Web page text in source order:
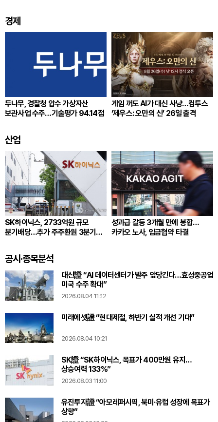
경제
두나무, 경찰청 압수 가상자산
보관사업 수주…기술평가 94.14점
게임 꺼도 AI가 대신 사냥…컴투스
‘제우스: 오만의 신’ 26일 출격
산업
SK하이닉스, 2733억원 규모
분기배당…추가 주주환원 3분기
성과급 갈등 3개월 만에 봉합…
카카오 노사, 임금협약 타결
공시·종목분석
대신證 “AI 데이터센터가 발주 앞당긴다…효성중공업
미국 수주 확대”
2026.08.04 11:12
미래에셋證 “현대제철, 하반기 실적 개선 기대”
2026.08.04 10:21
SK證 “SK하이닉스, 목표가 400만원 유지…
상승여력 133%”
2026.08.03 11:00
유진투자證 “아모레퍼시픽, 북미·유럽 성장에 목표가
상향”